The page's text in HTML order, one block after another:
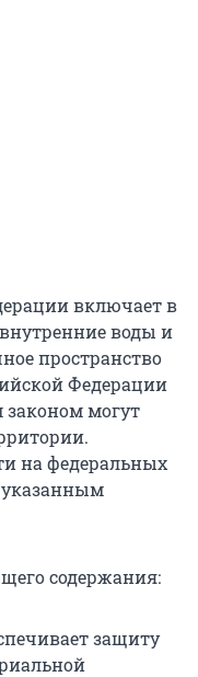
включает в
внутренние воды и
пространство
Федерации
законом могут
на федеральных
указанным
содержания:
защиту